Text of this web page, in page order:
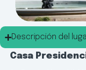
Descripción del
Casa